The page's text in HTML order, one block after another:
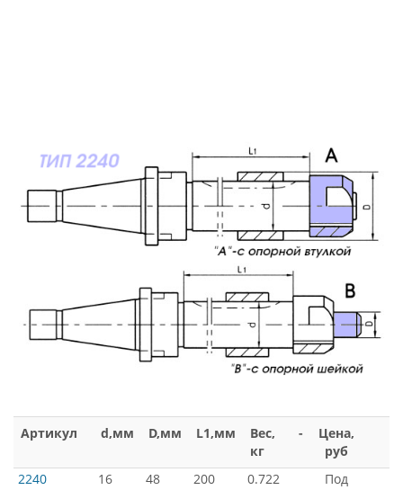
Артикул d,мм D,мм L1,мм
Вес,
кг
-
Цена,
руб
2240
16 48 200 0.722
Под